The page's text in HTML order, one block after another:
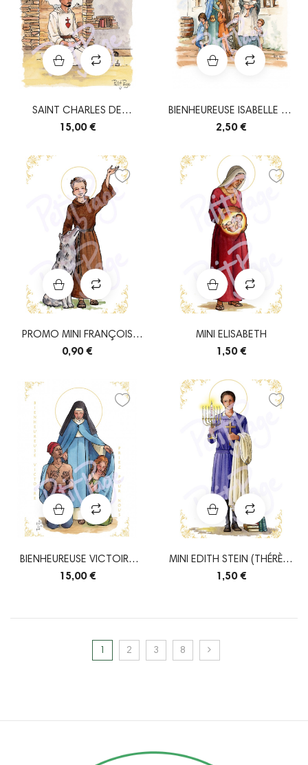
SAINT CHARLES DE
FOUCAULD
15,00 €
BIENHEUREUSE ISABELLE DE
FRANCE
2,50 €
PROMO MINI FRANÇOIS
D'ASSISE...
0,90 €
MINI ELISABETH
1,50 €
BIENHEUREUSE VICTOIRE
FORNARI
15,00 €
MINI EDITH STEIN (THÉRÈSE
BÉNÉDICTE...
1,50 €
1 2 3 8